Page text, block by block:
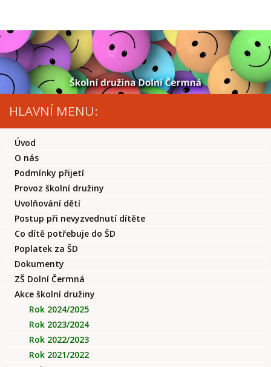
HLAVNÍ MENU:
Úvod
O nás
Podmínky přijetí
Provoz školní družiny
Uvolňování dětí
Postup při nevyzvednutí dítěte
Co dítě potřebuje do ŠD
Poplatek za ŠD
Dokumenty
ZŠ Dolní Čermná
Akce školní družiny
Rok 2024/2025
Rok 2023/2024
Rok 2022/2023
Rok 2021/2022